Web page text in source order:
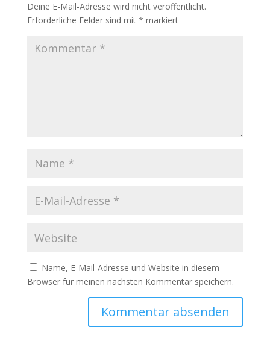
Deine E-Mail-Adresse wird nicht veröffentlicht.
Erforderliche Felder sind mit * markiert
Name, E-Mail-Adresse und Website in diesem
Browser für meinen nächsten Kommentar speichern.